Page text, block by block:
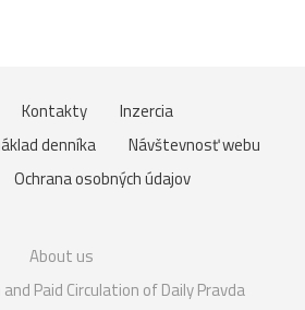
Kontakty
Inzercia
denníka
Návštevnosť webu
Ochrana osobných údajov
About us
Paid Circulation of Daily Pravda